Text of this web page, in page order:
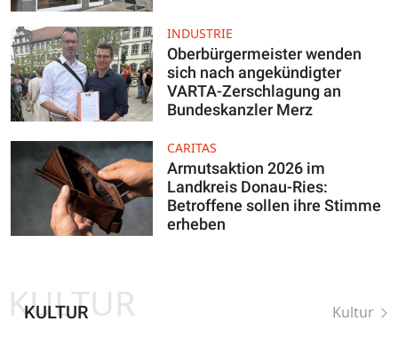
INDUSTRIE
Oberbürgermeister wenden
sich nach angekündigter
VARTA-Zerschlagung an
Bundeskanzler Merz
CARITAS
Armutsaktion 2026 im
Landkreis Donau-Ries:
Betroffene sollen ihre Stimme
erheben
KULTUR
KULTUR Kultur